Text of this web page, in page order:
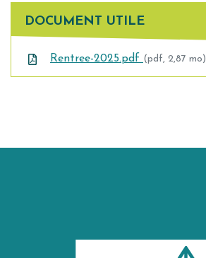
DOCUMENT UTILE
Rentree-2025.pdf (pdf, 2,87 mo)